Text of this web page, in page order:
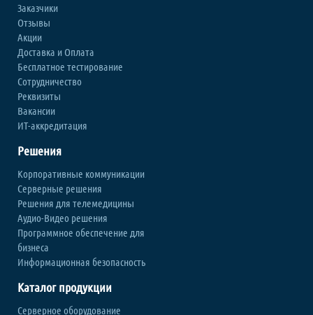
Заказчики
Отзывы
Акции
Доставка и Оплата
Бесплатное тестирование
Сотрудничество
Реквизиты
Вакансии
ИТ-аккредитация
Решения
Корпоративные коммуникации
Серверные решения
Решения для телемедицины
Аудио-Видео решения
Программное обеспечение для
бизнеса
Информационная безопасность
Каталог продукции
Серверное оборудование